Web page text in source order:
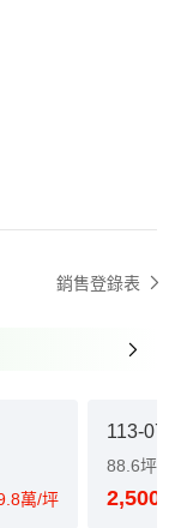
銷售登錄表
萬/坪
113-07
88.6坪
2,500